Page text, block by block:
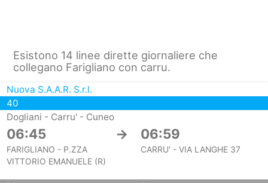
Esistono 14 linee dirette giornaliere che
collegano Farigliano con carru.
Nuova S.A.A.R. S.r.l.
40
Dogliani - Carru' - Cuneo
06:45 → 06:59
FARIGLIANO - P.ZZA
VITTORIO EMANUELE (R)
CARRU' - VIA LANGHE 37